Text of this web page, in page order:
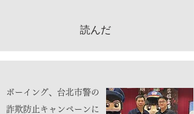
読んだ
ボーイング、台北市警の
詐欺防止キャンペーンに